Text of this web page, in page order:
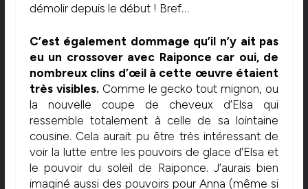
démolir depuis le début ! Bref…
C’est également dommage qu’il n’y ait pas
eu un crossover avec Raiponce car oui, de
nombreux clins d’œil à cette œuvre étaient
très visibles.Comme le gecko tout mignon, ou
la nouvelle coupe de cheveux d’Elsa qui
ressemble totalement à celle de sa lointaine
cousine. Cela aurait pu être très intéressant de
voir la lutte entre les pouvoirs de glace d’Elsa et
le pouvoir du soleil de Raiponce. J’aurais bien
imaginé aussi des pouvoirs pour Anna (même si